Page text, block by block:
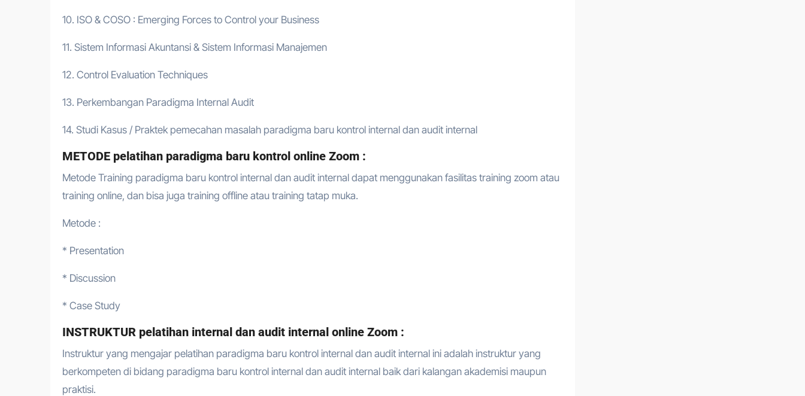
10. ISO & COSO : Emerging Forces to Control your Business
11. Sistem Informasi Akuntansi & Sistem Informasi Manajemen
12. Control Evaluation Techniques
13. Perkembangan Paradigma Internal Audit
14. Studi Kasus / Praktek pemecahan masalah paradigma baru kontrol internal dan audit internal
METODE pelatihan paradigma baru kontrol online Zoom :
Metode Training paradigma baru kontrol internal dan audit internal dapat menggunakan fasilitas training zoom atau
training online, dan bisa juga training offline atau training tatap muka.
Metode :
* Presentation
* Discussion
* Case Study
INSTRUKTUR pelatihan internal dan audit internal online Zoom :
Instruktur yang mengajar pelatihan paradigma baru kontrol internal dan audit internal ini adalah instruktur yang
berkompeten di bidang paradigma baru kontrol internal dan audit internal baik dari kalangan akademisi maupun
praktisi.